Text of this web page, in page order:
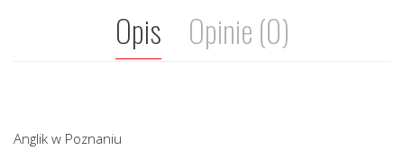
Opis Opinie (0)
Anglik w Poznaniu